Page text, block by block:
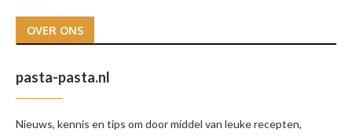
OVER ONS
pasta-pasta.nl
Nieuws, kennis en tips om door middel van leuke recepten,